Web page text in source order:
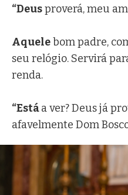
“Deusproverá, meu
Aquelebom padre,
seu relógio. Servirá
renda.
“Estáa ver? Deus já
afavelmente Dom